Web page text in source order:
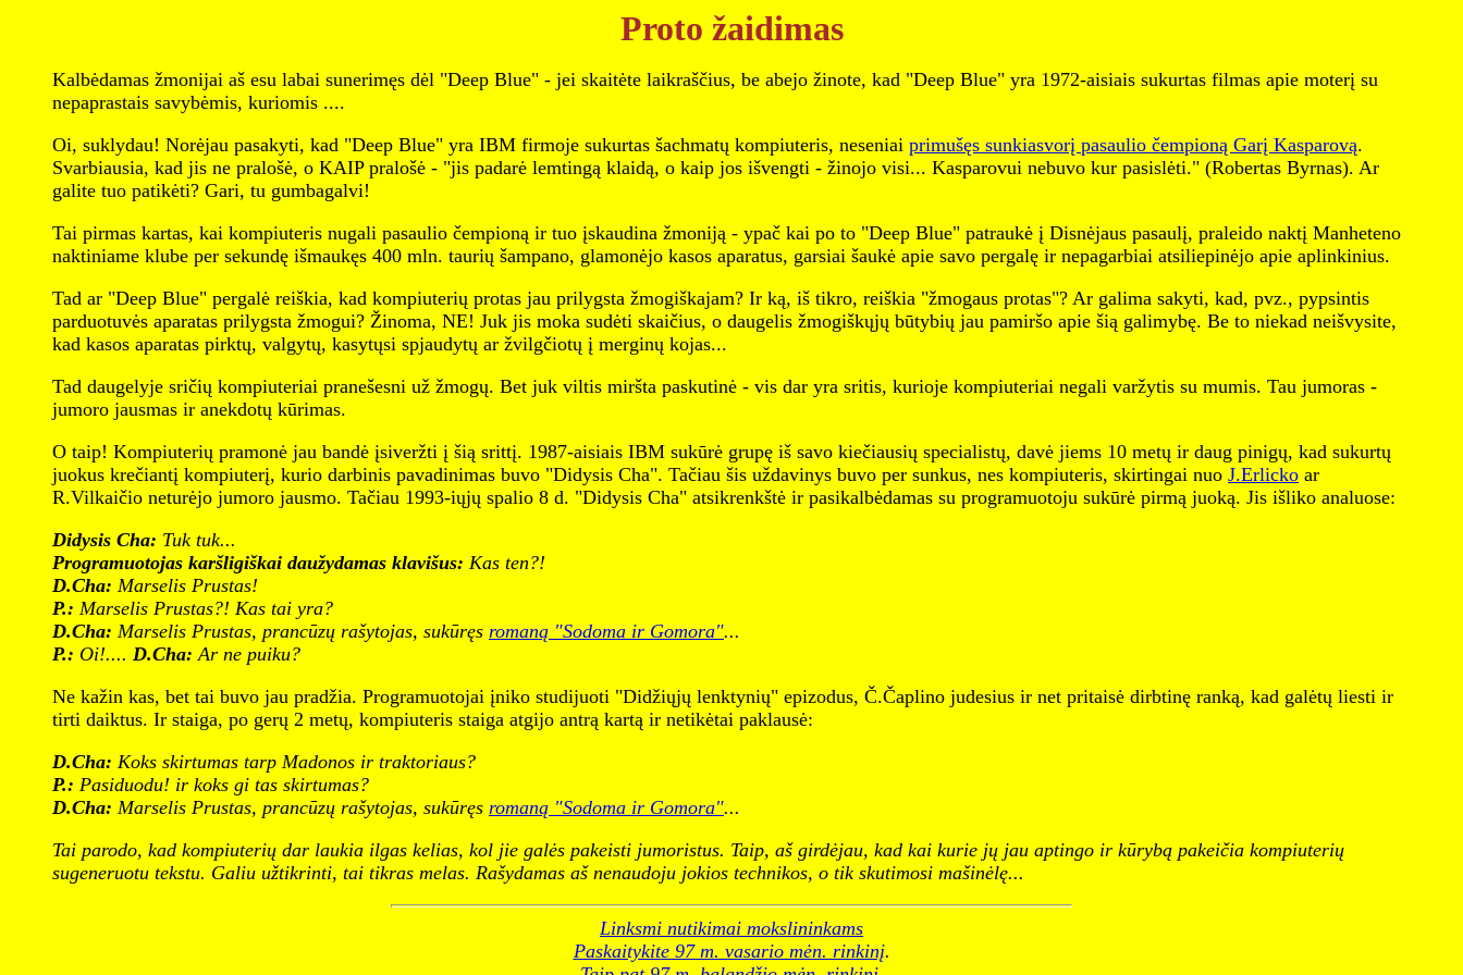
Proto žaidimas
Kalbėdamas žmonijai aš esu labai sunerimęs dėl "Deep Blue" - jei skaitėte laikraščius, be abejo žinote, kad "Deep Blue" yra 1972-aisiais sukurtas filmas apie moterį su
nepaprastais savybėmis, kuriomis ....
Oi, suklydau! Norėjau pasakyti, kad "Deep Blue" yra IBM firmoje sukurtas šachmatų kompiuteris, neseniai primušęs sunkiasvorį pasaulio čempioną Garį Kasparovą.
Svarbiausia, kad jis ne pralošė, o KAIP pralošė - "jis padarė lemtingą klaidą, o kaip jos išvengti - žinojo visi... Kasparovui nebuvo kur pasislėti." (Robertas Byrnas). Ar
galite tuo patikėti? Gari, tu gumbagalvi!
Tai pirmas kartas, kai kompiuteris nugali pasaulio čempioną ir tuo įskaudina žmoniją - ypač kai po to "Deep Blue" patraukė į Disnėjaus pasaulį, praleido naktį Manheteno
naktiniame klube per sekundę išmaukęs 400 mln. taurių šampano, glamonėjo kasos aparatus, garsiai šaukė apie savo pergalę ir nepagarbiai atsiliepinėjo apie aplinkinius.
Tad ar "Deep Blue" pergalė reiškia, kad kompiuterių protas jau prilygsta žmogiškajam? Ir ką, iš tikro, reiškia "žmogaus protas"? Ar galima sakyti, kad, pvz., pypsintis
parduotuvės aparatas prilygsta žmogui? Žinoma, NE! Juk jis moka sudėti skaičius, o daugelis žmogiškųjų būtybių jau pamiršo apie šią galimybę. Be to niekad neišvysite,
kad kasos aparatas pirktų, valgytų, kasytųsi spjaudytų ar žvilgčiotų į merginų kojas...
Tad daugelyje sričių kompiuteriai pranešesni už žmogų. Bet juk viltis miršta paskutinė - vis dar yra sritis, kurioje kompiuteriai negali varžytis su mumis. Tau jumoras -
jumoro jausmas ir anekdotų kūrimas.
O taip! Kompiuterių pramonė jau bandė įsiveržti į šią srittį. 1987-aisiais IBM sukūrė grupę iš savo kiečiausių specialistų, davė jiems 10 metų ir daug pinigų, kad sukurtų
juokus krečiantį kompiuterį, kurio darbinis pavadinimas buvo "Didysis Cha". Tačiau šis uždavinys buvo per sunkus, nes kompiuteris, skirtingai nuo J.Erlicko ar
R.Vilkaičio neturėjo jumoro jausmo. Tačiau 1993-iųjų spalio 8 d. "Didysis Cha" atsikrenkštė ir pasikalbėdamas su programuotoju sukūrė pirmą juoką. Jis išliko analuose:
Didysis Cha: Tuk tuk...
Programuotojas karšligiškai daužydamas klavišus: Kas ten?!
D.Cha: Marselis Prustas!
P.: Marselis Prustas?! Kas tai yra?
D.Cha: Marselis Prustas, prancūzų rašytojas, sukūręs romaną "Sodoma ir Gomora"...
P.: Oi!.... D.Cha: Ar ne puiku?
Ne kažin kas, bet tai buvo jau pradžia. Programuotojai įniko studijuoti "Didžiųjų lenktynių" epizodus, Č.Čaplino judesius ir net pritaisė dirbtinę ranką, kad galėtų liesti ir
tirti daiktus. Ir staiga, po gerų 2 metų, kompiuteris staiga atgijo antrą kartą ir netikėtai paklausė:
D.Cha: Koks skirtumas tarp Madonos ir traktoriaus?
P.: Pasiduodu! ir koks gi tas skirtumas?
D.Cha: Marselis Prustas, prancūzų rašytojas, sukūręs romaną "Sodoma ir Gomora"...
Tai parodo, kad kompiuterių dar laukia ilgas kelias, kol jie galės pakeisti jumoristus. Taip, aš girdėjau, kad kai kurie jų jau aptingo ir kūrybą pakeičia kompiuterių
sugeneruotu tekstu. Galiu užtikrinti, tai tikras melas. Rašydamas aš nenaudoju jokios technikos, o tik skutimosi mašinėlę...
Linksmi nutikimai mokslininkams
Paskaitykite 97 m. vasario mėn. rinkinį.